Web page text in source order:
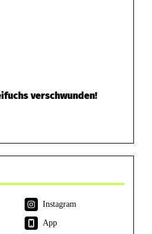
verschwunden!
Instagram
App